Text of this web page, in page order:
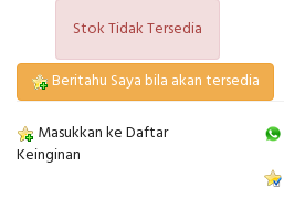
Stok Tidak Tersedia
Beritahu Saya bila akan tersedia
Masukkan ke Daftar
Keinginan